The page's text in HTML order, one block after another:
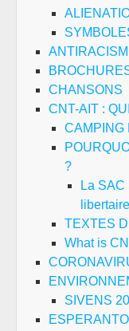
CHANSONS
CNT-AIT :
CAMPING
?
La
libertaire
TEXTES
What is
SIVENS
ESPERANTO